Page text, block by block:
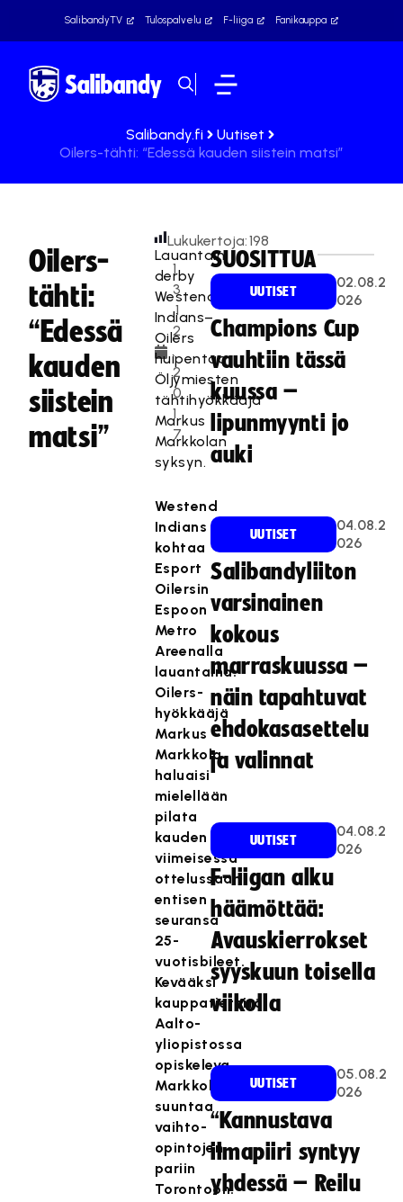
SalibandyTV Tulospalvelu F-liiga Fanikauppa
Salibandy.fi
Uutiset
Oilers-tähti: “Edessä kauden siistein matsi”
Oilers-
tähti:
“Edessä
kauden
siistein
matsi”
1
3
.1
2
.
2
0
1
7
Lukukertoja:198
Lauantain
derby
Westend
Indians–
Oilers
huipentaa
Öljymiesten
tähtihyökkääjä
Markus
Markkolan
syksyn.
Westend
Indians
kohtaa
Esport
Oilersin
Espoon
Metro
Areenalla
lauantaina.
Oilers-
hyökkääjä
Markus
Markkola
haluaisi
mielellään
pilata
kauden
viimeisessä
ottelussaan
entisen
seuransa
25-
vuotisbileet.
Kevääksi
kauppatieteitä
Aalto-
yliopistossa
opiskeleva
Markkola
suuntaa
vaihto-
opintojen
pariin
Torontoon.
SUOSITTUA
UUTISET
02.08.2
026
Champions Cup
vauhtiin tässä
kuussa –
lipunmyynti jo
auki
UUTISET
04.08.2
026
Salibandyliiton
varsinainen
kokous
marraskuussa –
näin tapahtuvat
ehdokasasettelu
ja valinnat
UUTISET
04.08.2
026
F-liigan alku
häämöttää:
Avauskierrokset
syyskuun toisella
viikolla
UUTISET
05.08.2
026
“Kannustava
ilmapiiri syntyy
yhdessä – Reilu